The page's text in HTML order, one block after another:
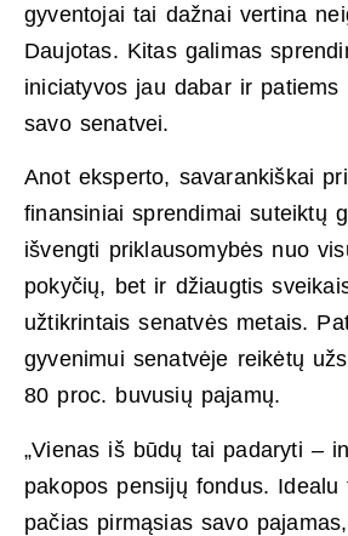
gyventojai tai dažnai vertina
Daujotas. Kitas galimas
iniciatyvos jau dabar ir patiems
savo senatvei.
Anot eksperto, savarankiškai
finansiniai sprendimai suteiktų
išvengti priklausomybės nuo
pokyčių, bet ir džiaugtis
užtikrintais senatvės metais.
gyvenimui senatvėje reikėtų
80 proc. buvusių pajamų.
„Vienas iš būdų tai padaryti –
pakopos pensijų fondus.
pačias pirmąsias savo